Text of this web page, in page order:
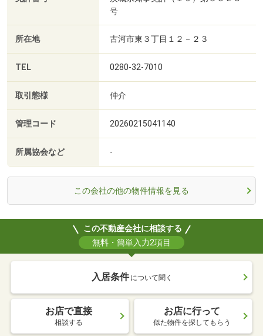
号
所在地 古河市東３丁目１２－２３
TEL 0280-32-7010
取引態様 仲介
管理コード 20260215041140
所属協会など -
この会社の他の物件情報を見る
この不動産会社に相談する
無料・簡単入力2項目
入居条件 について聞く
お店で直接
相談する
お店に行って
似た物件を探してもらう